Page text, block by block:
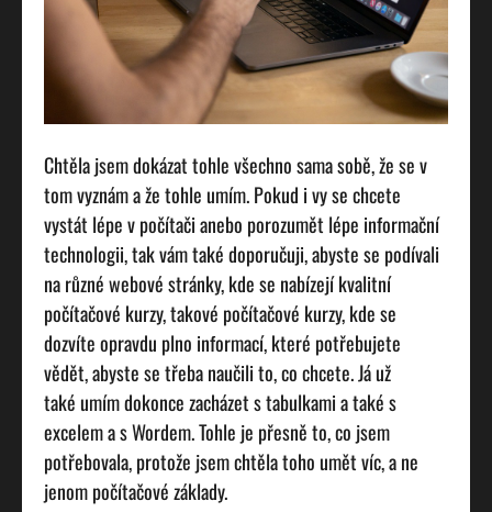
Chtěla jsem dokázat tohle všechno sama sobě, že se v
tom vyznám a že tohle umím. Pokud i vy se chcete
vystát lépe v počítači anebo porozumět lépe informační
technologii, tak vám také doporučuji, abyste se podívali
na různé webové stránky, kde se nabízejí kvalitní
počítačové kurzy, takové počítačové kurzy, kde se
dozvíte opravdu plno informací, které potřebujete
vědět, abyste se třeba naučili to, co chcete. Já už
také umím dokonce zacházet s tabulkami a také s
excelem a s Wordem. Tohle je přesně to, co jsem
potřebovala, protože jsem chtěla toho umět víc, a ne
jenom počítačové základy.